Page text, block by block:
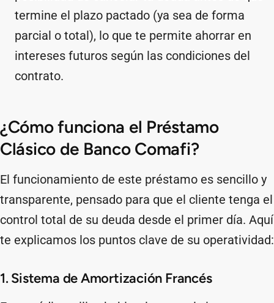
termine el plazo pactado (ya sea de forma
parcial o total), lo que te permite ahorrar en
intereses futuros según las condiciones del
contrato.
¿Cómo funciona el Préstamo
Clásico de Banco Comafi?
El funcionamiento de este préstamo es sencillo y
transparente, pensado para que el cliente tenga el
control total de su deuda desde el primer día. Aquí
te explicamos los puntos clave de su operatividad:
1. Sistema de Amortización Francés